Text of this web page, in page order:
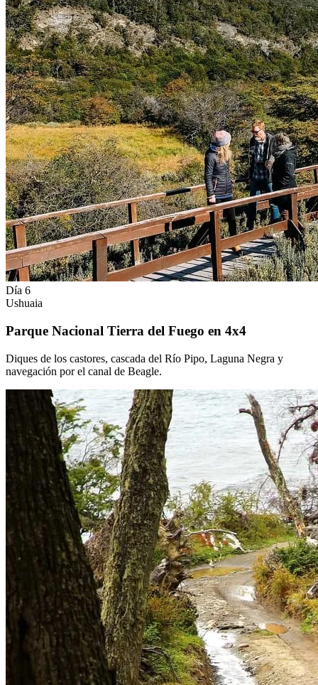
Día 6
Ushuaia
Parque Nacional Tierra del Fuego en 4x4
Diques de los castores, cascada del Río Pipo, Laguna Negra y
navegación por el canal de Beagle.